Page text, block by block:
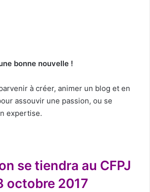
bonne nouvelle !
à créer, animer un blog et en
assouvir une passion, ou se
expertise.
se tiendra au CFPJ
octobre 2017